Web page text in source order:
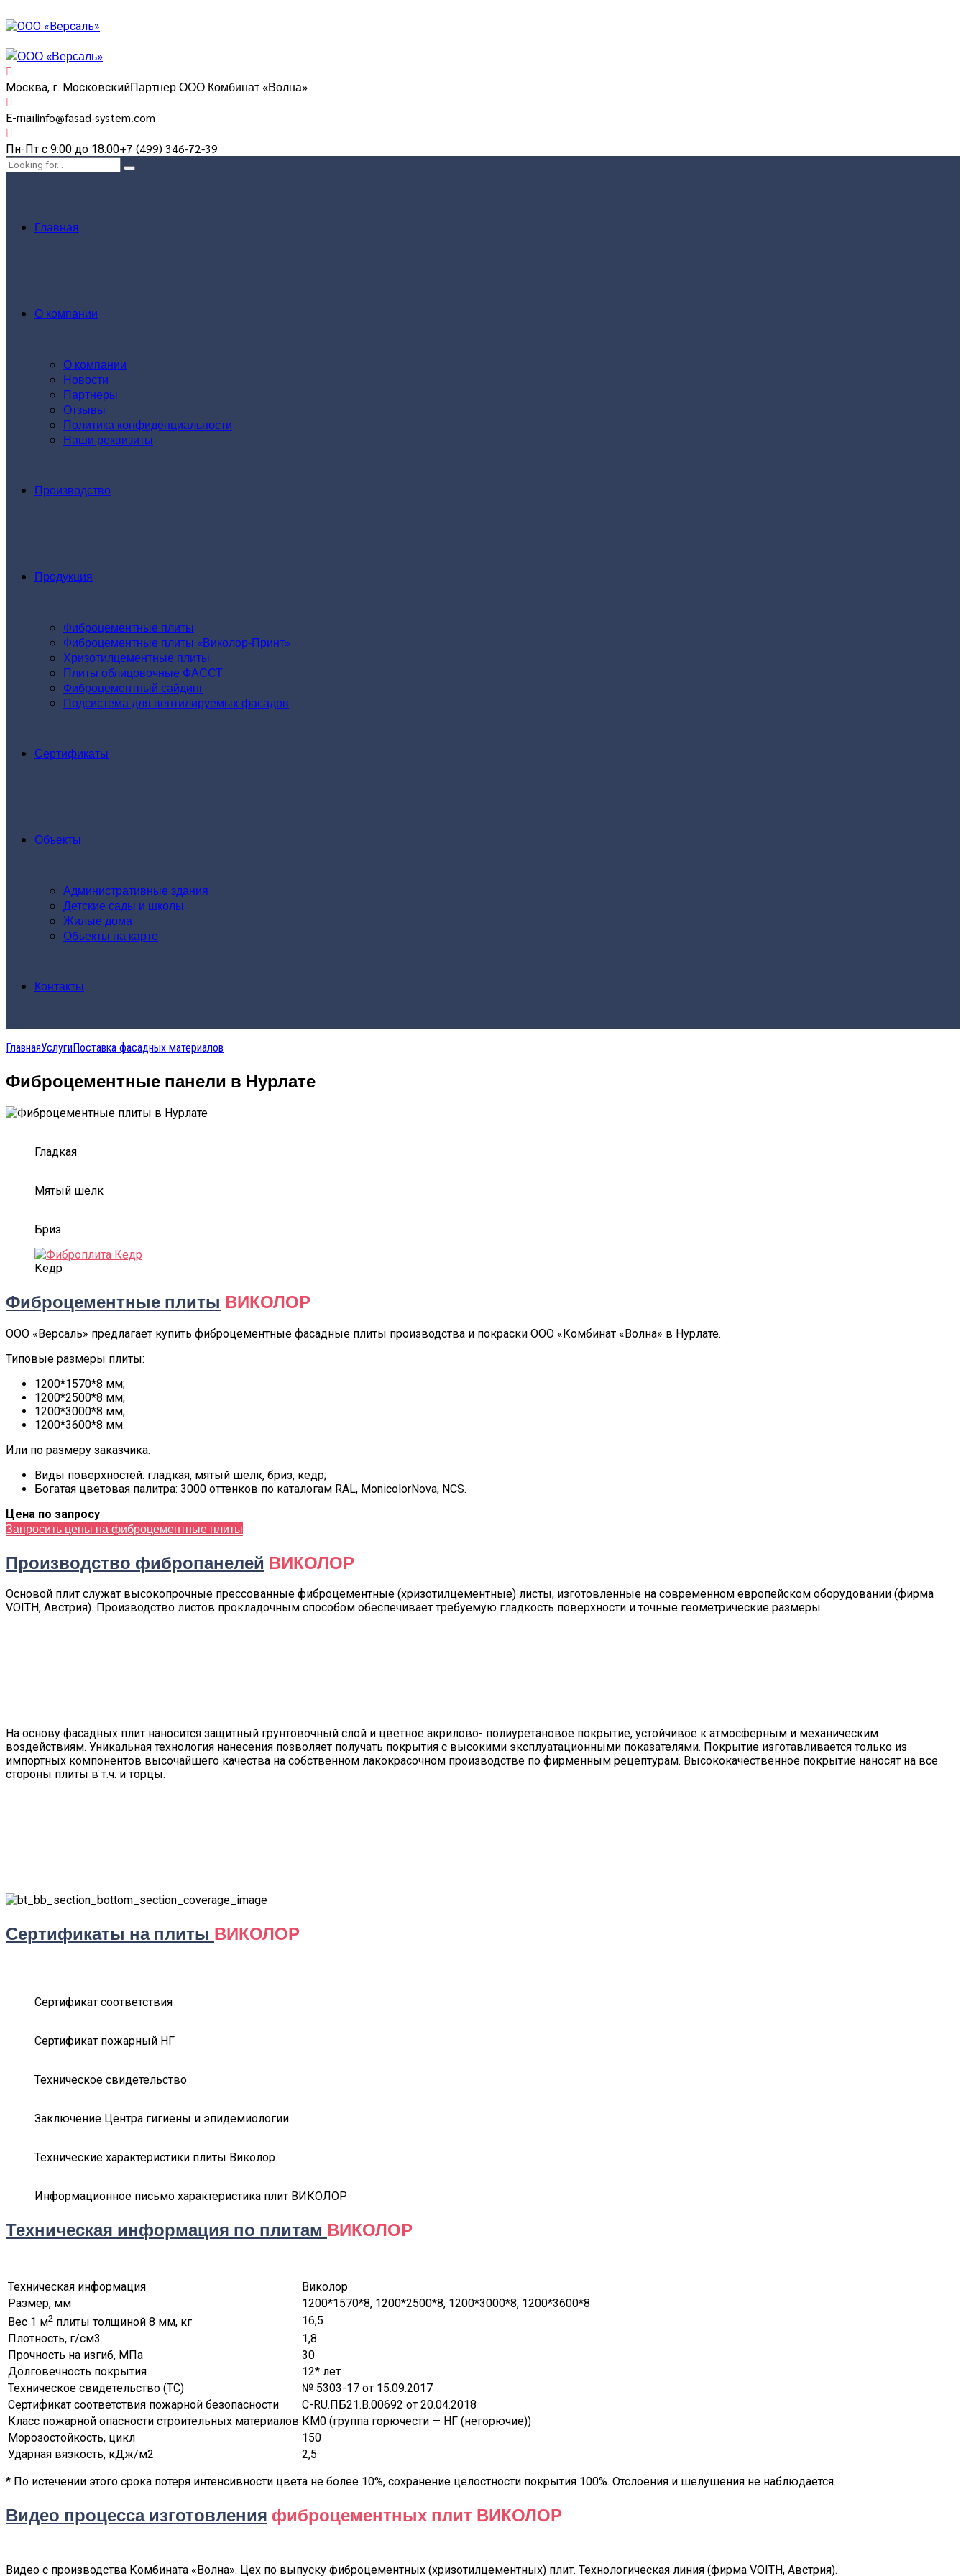
Москва, г. МосковскийПартнер ООО Комбинат «Волна»
E-mailinfo@fasad-system.com
Пн-Пт с 9:00 до 18:00+7 (499) 346-72-39
Главная
О компании
О компании
Новости
Партнеры
Отзывы
Политика конфиденциальности
Наши реквизиты
Производство
Продукция
Фиброцементные плиты
Фиброцементные плиты «Виколор-Принт»
Хризотилцементные плиты
Плиты облицовочные ФАССТ
Фиброцементный сайдинг
Подсистема для вентилируемых фасадов
Сертификаты
Объекты
Административные здания
Детские сады и школы
Жилые дома
Объекты на карте
Контакты
ГлавнаяУслугиПоставка фасадных материалов
Фиброцементные панели в Нурлате
Гладкая
Мятый шелк
Бриз
Кедр
Фиброцементные плиты ВИКОЛОР
ООО «Версаль» предлагает купить фиброцементные фасадные плиты производства и покраски ООО «Комбинат «Волна» в Нурлате.
Типовые размеры плиты:
1200*1570*8 мм;
1200*2500*8 мм;
1200*3000*8 мм;
1200*3600*8 мм.
Или по размеру заказчика.
Виды поверхностей: гладкая, мятый шелк, бриз, кедр;
Богатая цветовая палитра: 3000 оттенков по каталогам RAL, MonicolorNova, NCS.
Цена по запросу
Запросить цены на фиброцементные плиты
Производство фибропанелей ВИКОЛОР
Основой плит служат высокопрочные прессованные фиброцементные (хризотилцементные) листы, изготовленные на современном европейском оборудовании (фирма
VOITH, Австрия). Производство листов прокладочным способом обеспечивает требуемую гладкость поверхности и точные геометрические размеры.
На основу фасадных плит наносится защитный грунтовочный слой и цветное акрилово- полиуретановое покрытие, устойчивое к атмосферным и механическим
воздействиям. Уникальная технология нанесения позволяет получать покрытия с высокими эксплуатационными показателями. Покрытие изготавливается только из
импортных компонентов высочайшего качества на собственном лакокрасочном производстве по фирменным рецептурам. Высококачественное покрытие наносят на все
стороны плиты в т.ч. и торцы.
Сертификаты на плиты ВИКОЛОР
Сертификат соответствия
Сертификат пожарный НГ
Техническое свидетельство
Заключение Центра гигиены и эпидемиологии
Технические характеристики плиты Виколор
Информационное письмо характеристика плит ВИКОЛОР
Техническая информация по плитам ВИКОЛОР
Техническая информация
Виколор
Размер, мм
1200*1570*8, 1200*2500*8, 1200*3000*8, 1200*3600*8
Вес 1 м2 плиты толщиной 8 мм, кг
16,5
Плотность, г/см3
1,8
Прочность на изгиб, МПа
30
Долговечность покрытия
12* лет
Техническое свидетельство (ТС)
№ 5303-17 от 15.09.2017
Сертификат соответствия пожарной безопасности
C-RU.ПБ21.В.00692 от 20.04.2018
Класс пожарной опасности строительных материалов КМ0 (группа горючести — НГ (негорючие))
Морозостойкость, цикл
150
Ударная вязкость, кДж/м2
2,5
* По истечении этого срока потеря интенсивности цвета не более 10%, сохранение целостности покрытия 100%. Отслоения и шелушения не наблюдается.
Видео процесса изготовления фиброцементных плит ВИКОЛОР
Видео с производства Комбината «Волна». Цех по выпуску фиброцементных (хризотилцементных) плит. Технологическая линия (фирма VOITH, Австрия).